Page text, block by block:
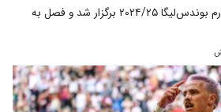
بازی‌های هفته سی و چهارم بوندس‌لیگا ۲۰۲۴/۲۵ برگزار شد و فصل به